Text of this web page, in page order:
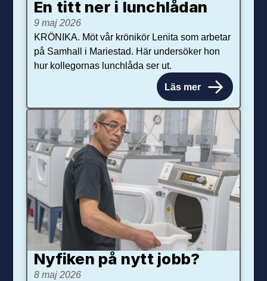
En titt ner i lunchlådan
9 maj 2026
KRÖNIKA. Möt vår krönikör Lenita som arbetar
på Samhall i Mariestad. Här undersöker hon
hur kollegornas lunchlåda ser ut.
Läs mer
Nyfiken på nytt jobb?
8 maj 2026